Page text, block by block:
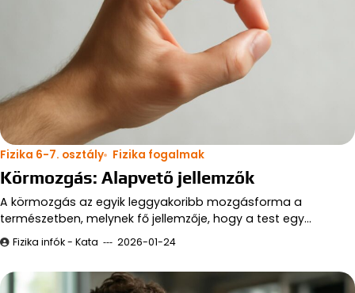
Fizika 6-7. osztály Fizika fogalmak
Körmozgás: Alapvető jellemzők
A körmozgás az egyik leggyakoribb mozgásforma a
természetben, melynek fő jellemzője, hogy a test egy…
Fizika infók - Kata 2026-01-24